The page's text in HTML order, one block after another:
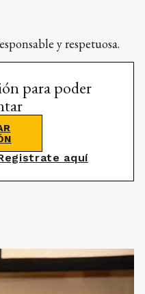
y respetuosa.
para poder
aquí